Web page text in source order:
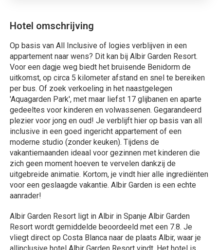
Hotel omschrijving
Op basis van All Inclusive of logies verblijven in een
appartement naar wens? Dit kan bij Albir Garden Resort.
Voor een dagje weg biedt het bruisende Benidorm de
uitkomst, op circa 5 kilometer afstand en snel te bereiken
per bus. Of zoek verkoeling in het naastgelegen
'Aquagarden Park', met maar liefst 17 glijbanen en aparte
gedeeltes voor kinderen en volwassenen. Gegarandeerd
plezier voor jong en oud! Je verblijft hier op basis van all
inclusive in een goed ingericht appartement of een
moderne studio (zonder keuken). Tijdens de
vakantiemaanden ideaal voor gezinnen met kinderen die
zich geen moment hoeven te vervelen dankzij de
uitgebreide animatie. Kortom, je vindt hier alle ingrediënten
voor een geslaagde vakantie. Albir Garden is een echte
aanrader!
Albir Garden Resort ligt in Albir in Spanje Albir Garden
Resort wordt gemiddelde beoordeeld met een 7.8. Je
vliegt direct op Costa Blanca naar de plaats Albir, waar je
allinclusive hotel Albir Garden Resort vindt. Het hotel is